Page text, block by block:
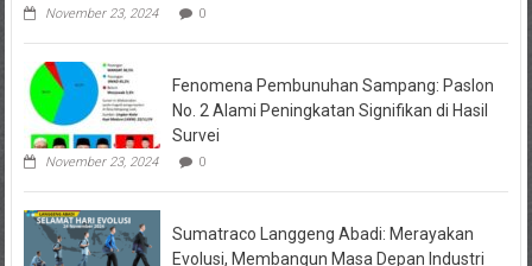
November 23, 2024 0
Fenomena Pembunuhan Sampang: Paslon
No. 2 Alami Peningkatan Signifikan di Hasil
Survei
November 23, 2024 0
Sumatraco Langgeng Abadi: Merayakan
Evolusi, Membangun Masa Depan Industri